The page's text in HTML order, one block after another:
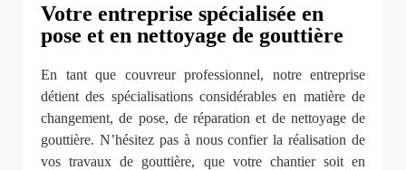
Votre entreprise spécialisée en
pose et en nettoyage de gouttière
En tant que couvreur professionnel, notre entreprise
détient des spécialisations considérables en matière de
changement, de pose, de réparation et de nettoyage de
gouttière. N’hésitez pas à nous confier la réalisation de
vos travaux de gouttière, que votre chantier soit en